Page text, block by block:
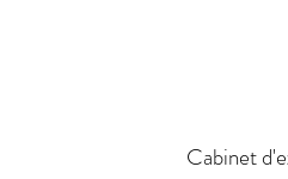
Cabinet